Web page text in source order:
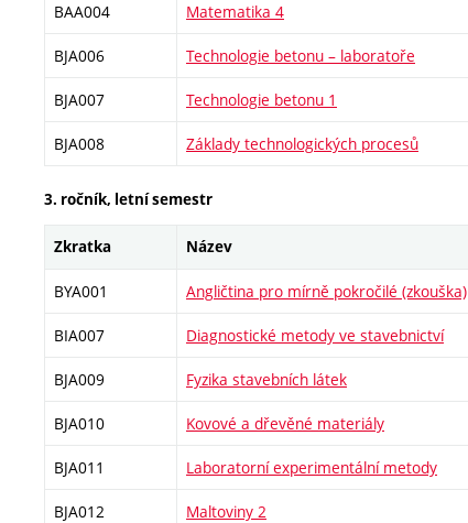
BAA004 Matematika 4
BJA006 Technologie betonu – laboratoře
BJA007 Technologie betonu 1
BJA008 Základy technologických procesů
3. ročník, letní semestr
Zkratka Název
BYA001 Angličtina pro mírně pokročilé (zkouška)
BIA007 Diagnostické metody ve stavebnictví
BJA009 Fyzika stavebních látek
BJA010 Kovové a dřevěné materiály
BJA011 Laboratorní experimentální metody
BJA012 Maltoviny 2